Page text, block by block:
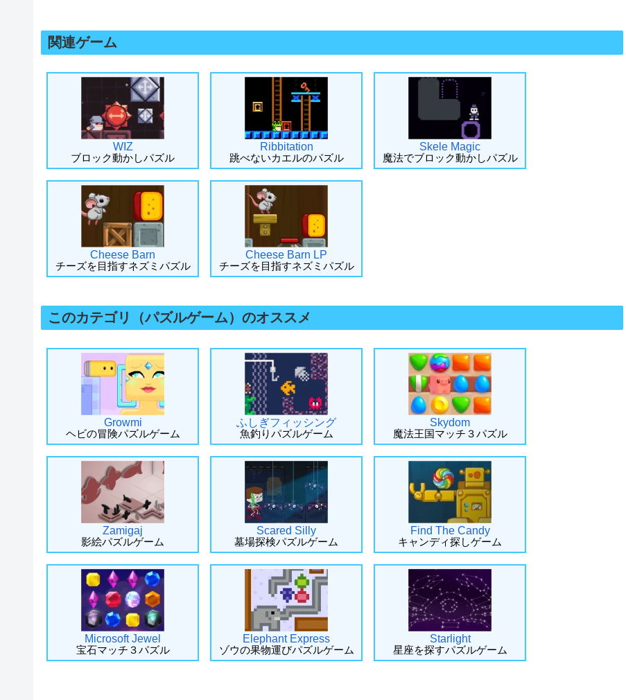
関連ゲーム
WIZ
ブロック動かしパズル
Ribbitation
跳べないカエルのパズル
Skele Magic
魔法でブロック動かしパズル
Cheese Barn
チーズを目指すネズミパズル
Cheese Barn LP
チーズを目指すネズミパズル
このカテゴリ（パズルゲーム）のオススメ
Growmi
ヘビの冒険パズルゲーム
ふしぎフィッシング
魚釣りパズルゲーム
Skydom
魔法王国マッチ３パズル
Zamigaj
影絵パズルゲーム
Scared Silly
墓場探検パズルゲーム
Find The Candy
キャンディ探しゲーム
Microsoft Jewel
宝石マッチ３パズル
Elephant Express
ゾウの果物運びパズルゲーム
Starlight
星座を探すパズルゲーム